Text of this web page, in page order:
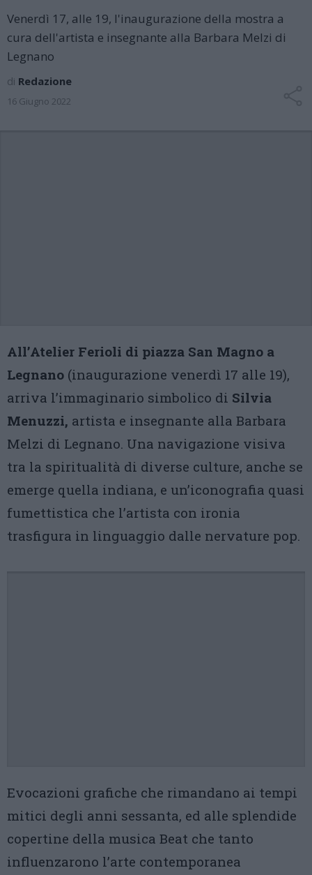
Venerdì 17, alle 19, l'inaugurazione della mostra a
cura dell'artista e insegnante alla Barbara Melzi di
Legnano
di Redazione
16 Giugno 2022
All’Atelier Ferioli di piazza San Magno a
Legnano (inaugurazione venerdì 17 alle 19),
arriva l’immaginario simbolico di Silvia
Menuzzi, artista e insegnante alla Barbara
Melzi di Legnano. Una navigazione visiva
tra la spiritualità di diverse culture, anche se
emerge quella indiana, e un’iconografia quasi
fumettistica che l’artista con ironia
trasfigura in linguaggio dalle nervature pop.
Evocazioni grafiche che rimandano ai tempi
mitici degli anni sessanta, ed alle splendide
copertine della musica Beat che tanto
influenzarono l’arte contemporanea